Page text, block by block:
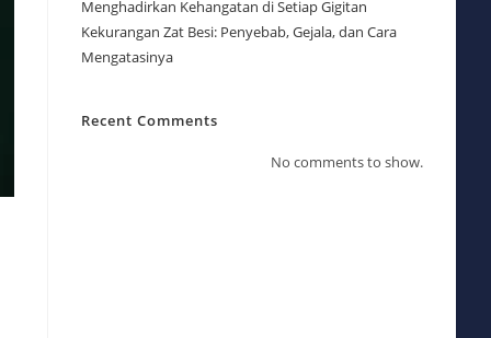
Menghadirkan Kehangatan di Setiap Gigitan
Kekurangan Zat Besi: Penyebab, Gejala, dan Cara
Mengatasinya
Recent Comments
No comments to show.